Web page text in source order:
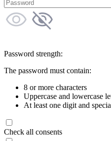
Password strength:
The password must contain:
8 or more characters
Uppercase and lowercase
At least one digit and
Check all consents